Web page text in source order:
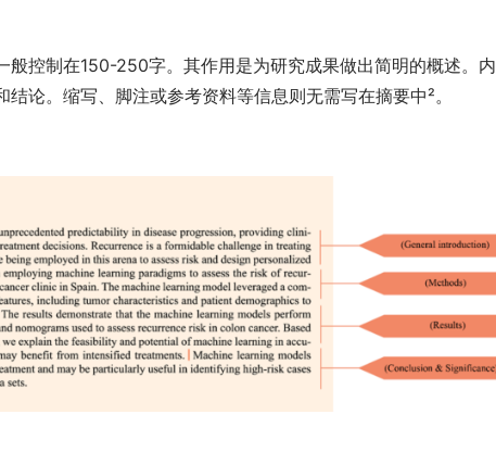
般控制在150-250字。其作用是为研究成果做出简明的概述。内
结论。缩写、脚注或参考资料等信息则无需写在摘要中²。